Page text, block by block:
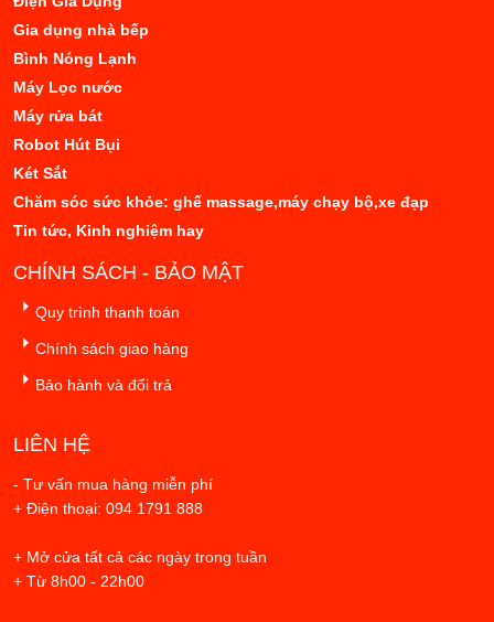
Gia dụng nhà bếp
Bình Nóng Lạnh
Máy Lọc nước
Máy rửa bát
Robot Hút Bụi
Két Sắt
Chăm sóc sức khỏe: ghế massage,máy chạy bộ,xe đạp
Tin tức, Kinh nghiệm hay
CHÍNH SÁCH - BẢO MẬT
Quy trình thanh toán
Chính sách giao hàng
Bảo hành và đổi trả
LIÊN HỆ
- Tư vấn mua hàng miễn phí
+ Điện thoại: 094 1791 888
+ Mở cửa tất cả các ngày trong tuần
+ Từ 8h00 - 22h00